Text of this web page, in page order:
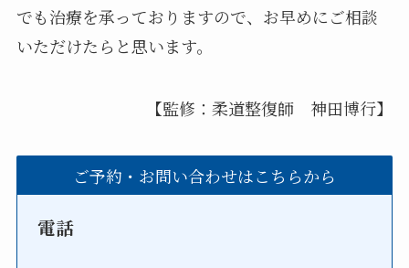
でも治療を承っておりますので、お早めにご相談
いただけたらと思います。
【監修：柔道整復師 神田博行】
ご予約・お問い合わせはこちらから
電話